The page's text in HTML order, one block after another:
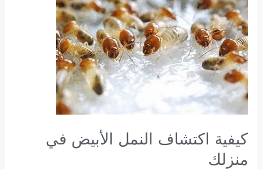
كيفية اكتشاف النمل الأبيض في
منزلك
اكتشاف
النمل
الأبيض
في
منزلك